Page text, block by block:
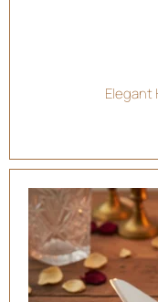
Elegant